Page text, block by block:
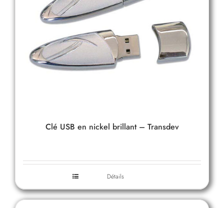
Clé USB en nickel brillant – Transdev
Détails